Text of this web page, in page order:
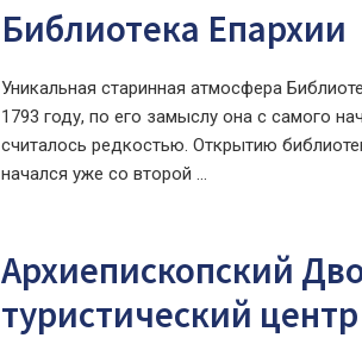
Библиотека Епархии
Уникальная старинная атмосфера
1793 году, по его замыслу она с самого
считалось редкостью. Открытию
начался уже со второй ...
Архиепископский
туристический центр